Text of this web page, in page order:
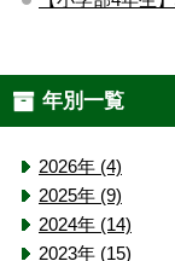
年別一覧
2026年 (4)
2025年 (9)
2024年 (14)
2023年 (15)